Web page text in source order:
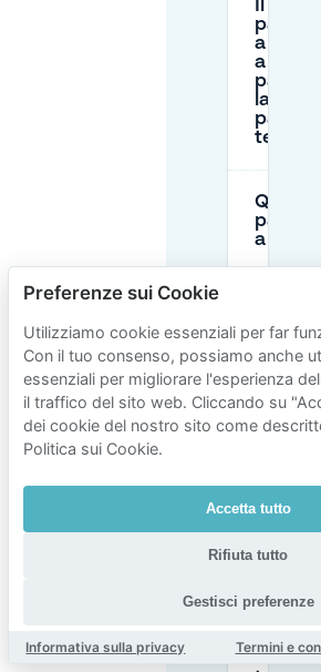
a
a
la
parte
tempo?
Quanto
a
di
Dove
Belfort
vicino
i limiti
Preferenze sui Cookie
Utilizziamo cookie essenziali per far
Con il tuo consenso, possiamo anche
essenziali per migliorare l'esperienza
il traffico del sito web. Cliccando su
dei cookie del nostro sito come
Politica sui Cookie.
Accetta tutto
Rifiuta tutto
Gestisci preferenze
Informativa sulla privacy Termini e